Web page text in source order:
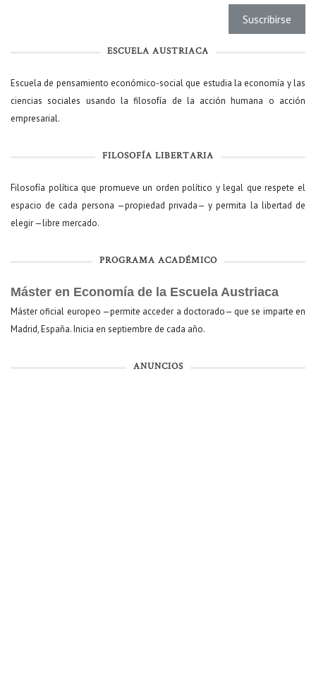
ESCUELA AUSTRIACA
Escuela de pensamiento económico-social que estudia la economía y las
ciencias sociales usando la filosofía de la acción humana o acción
empresarial.
FILOSOFÍA LIBERTARIA
Filosofía política que promueve un orden político y legal que respete el
espacio de cada persona —propiedad privada— y permita la libertad de
elegir —libre mercado.
PROGRAMA ACADÉMICO
Máster en Economía de la Escuela Austriaca
Máster oficial europeo —permite acceder a doctorado— que se imparte en
Madrid, España. Inicia en septiembre de cada año.
ANUNCIOS